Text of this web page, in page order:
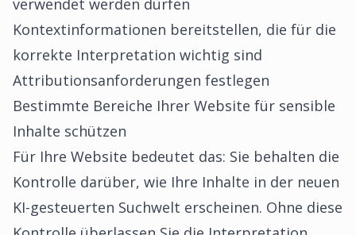
verwendet werden dürfen
Kontextinformationen bereitstellen, die für die
korrekte Interpretation wichtig sind
Attributionsanforderungen festlegen
Bestimmte Bereiche Ihrer Website für sensible
Inhalte schützen
Für Ihre Website bedeutet das: Sie behalten die
Kontrolle darüber, wie Ihre Inhalte in der neuen
KI-gesteuerten Suchwelt erscheinen. Ohne diese